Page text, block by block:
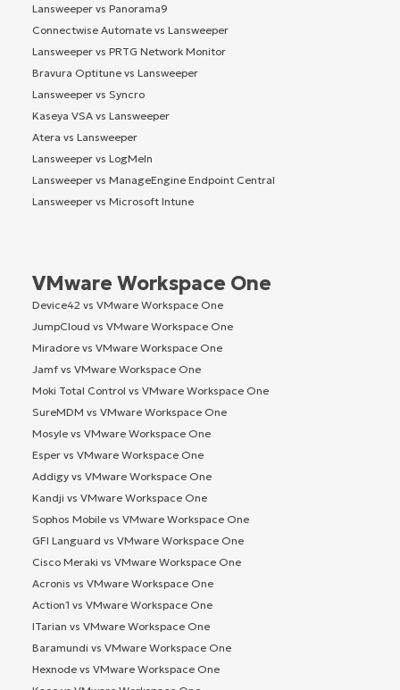
Lansweeper vs Panorama9
Connectwise Automate vs Lansweeper
Lansweeper vs PRTG Network Monitor
Bravura Optitune vs Lansweeper
Lansweeper vs Syncro
Kaseya VSA vs Lansweeper
Atera vs Lansweeper
Lansweeper vs LogMeIn
Lansweeper vs ManageEngine Endpoint Central
Lansweeper vs Microsoft Intune
VMware Workspace One
Device42 vs VMware Workspace One
JumpCloud vs VMware Workspace One
Miradore vs VMware Workspace One
Jamf vs VMware Workspace One
Moki Total Control vs VMware Workspace One
SureMDM vs VMware Workspace One
Mosyle vs VMware Workspace One
Esper vs VMware Workspace One
Addigy vs VMware Workspace One
Kandji vs VMware Workspace One
Sophos Mobile vs VMware Workspace One
GFI Languard vs VMware Workspace One
Cisco Meraki vs VMware Workspace One
Acronis vs VMware Workspace One
Action1 vs VMware Workspace One
ITarian vs VMware Workspace One
Baramundi vs VMware Workspace One
Hexnode vs VMware Workspace One